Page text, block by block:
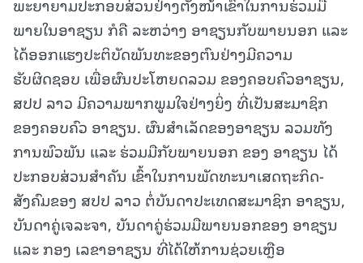
ພະຍາຍາມປະກອບສ່ວນຢ່າງຕັ້ງໜ້າເຂົ້າໃນການຮ່ວມມື
ພາຍໃນອາຊຽນ ກໍຄື ລະຫວ່າງ ອາຊຽນກັບພາຍນອກ ແລະ
ໄດ້ອອກແຮງປະຕິບັດພັນທະຂອງຕົນຢ່າງມີຄວາມ
ຮັບຜິດຊອບ ເພື່ອຜົນປະໂຫຍດລວມ ຂອງຄອບຄົວອາຊຽນ,
ສປປ ລາວ ມີຄວາມພາກພູມໃຈຢ່າງຍິ່ງ ທີ່ເປັນສະມາຊິກ
ຂອງຄອບຄົວ ອາຊຽນ. ຜົນສໍາເລັດຂອງອາຊຽນ ລວມທັງ
ການພົວພັນ ແລະ ຮ່ວມມືກັບພາຍນອກ ຂອງ ອາຊຽນ ໄດ້
ປະກອບສ່ວນສໍາຄັນ ເຂົ້າໃນການພັດທະນາເສດຖະກິດ-
ສັງຄົມຂອງ ສປປ ລາວ ຕໍ່ບັນດາປະເທດສະມາຊິກ ອາຊຽນ,
ບັນດາຄູ່ເຈລະຈາ, ບັນດາຄູ່ຮ່ວມມືພາຍນອກຂອງ ອາຊຽນ
ແລະ ກອງ ເລຂາອາຊຽນ ທີ່ໄດ້ໃຫ້ການຊ່ວຍເຫຼືອ